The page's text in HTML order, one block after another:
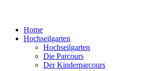
Home
Hochseilgarten
Hochseilgarten
Die Parcours
Der Kinderparcours